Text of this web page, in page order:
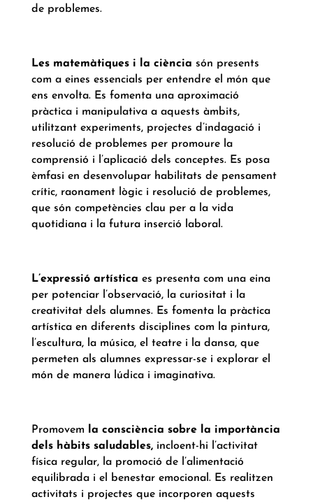
de problemes.
Les matemàtiques i la ciència són presents
com a eines essencials per entendre el món que
ens envolta. Es fomenta una aproximació
pràctica i manipulativa a aquests àmbits,
utilitzant experiments, projectes d’indagació i
resolució de problemes per promoure la
comprensió i l’aplicació dels conceptes. Es posa
èmfasi en desenvolupar habilitats de pensament
crític, raonament lògic i resolució de problemes,
que són competències clau per a la vida
quotidiana i la futura inserció laboral.
L’expressió artística es presenta com una eina
per potenciar l’observació, la curiositat i la
creativitat dels alumnes. Es fomenta la pràctica
artística en diferents disciplines com la pintura,
l’escultura, la música, el teatre i la dansa, que
permeten als alumnes expressar-se i explorar el
món de manera lúdica i imaginativa.
Promovem la consciència sobre la importància
dels hàbits saludables,incloent-hi l’activitat
física regular, la promoció de l’alimentació
equilibrada i el benestar emocional. Es realitzen
activitats i projectes que incorporen aquests